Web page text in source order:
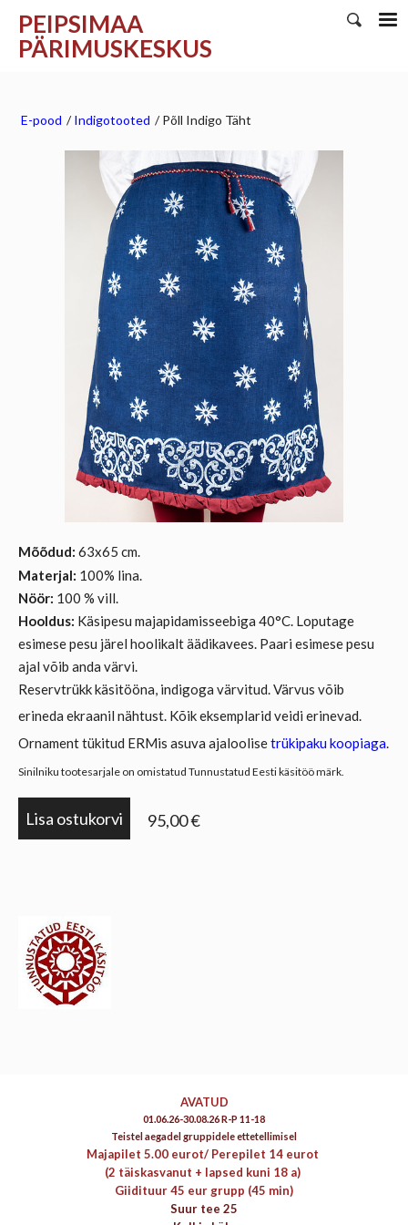
PEIPSIMAA
PÄRIMUSKESKUS
E-pood / Indigotooted / Põll Indigo Täht
Mõõdud: 63x65 cm.
Materjal: 100% lina.
Nöör: 100 % vill.
Hooldus: Käsipesu majapidamisseebiga 40°C. Loputage
esimese pesu järel hoolikalt äädikavees. Paari esimese pesu
ajal võib anda värvi.
Reservtrükk käsitööna, indigoga värvitud. Värvus võib
erineda ekraanil nähtust. Kõik eksemplarid veidi erinevad.
Ornament tükitud ERMis asuva ajaloolisetrükipaku koopiaga.
Sinilniku tootesarjale on omistatud Tunnustatud Eesti käsitöö märk.
Lisa ostukorvi 95,00 €
AVATUD
01.06.26-30.08.26 R-P 11-18
Teistel aegadel gruppidele ettetellimisel
Majapilet 5.00 eurot/ Perepilet 14 eurot
(2 täiskasvanut + lapsed kuni 18 a)
Giidituur 45 eur grupp (45 min)
Suur tee 25